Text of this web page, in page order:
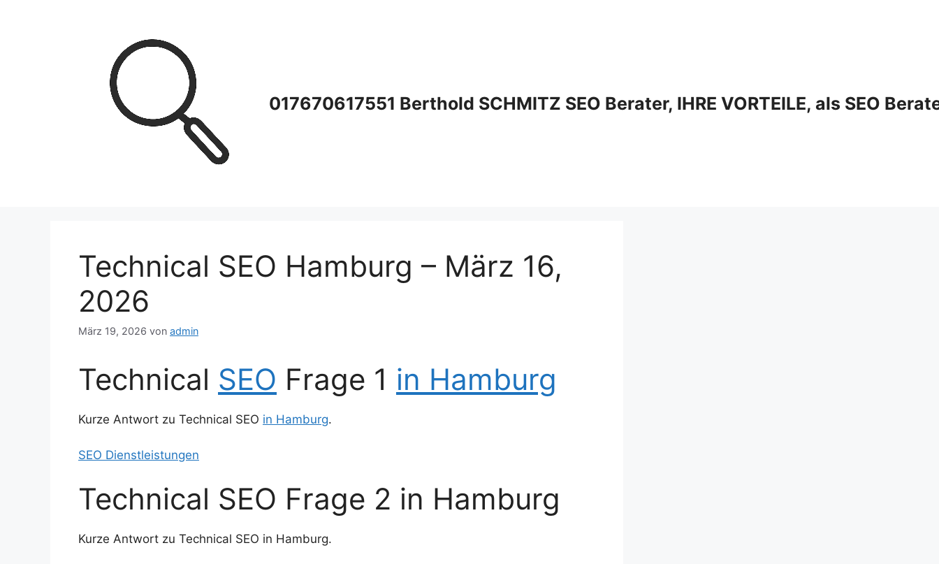
017670617551 Berthold SCHMITZ SEO Berater, IHRE VORTEILE, als SEO
Technical SEO Hamburg – März 16,
2026
März 19, 2026 von admin
Technical SEO Frage 1 in Hamburg
Kurze Antwort zu Technical SEO in Hamburg.
SEO Dienstleistungen
Technical SEO Frage 2 in Hamburg
Kurze Antwort zu Technical SEO in Hamburg.